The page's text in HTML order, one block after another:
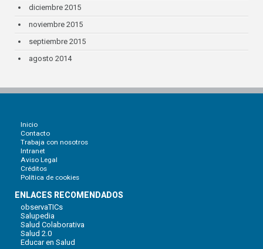
diciembre 2015
noviembre 2015
septiembre 2015
agosto 2014
Inicio
Contacto
Trabaja con nosotros
Intranet
Aviso Legal
Créditos
Política de cookies
ENLACES RECOMENDADOS
observaTICs
Salupedia
Salud Colaborativa
Salud 2.0
Educar en Salud